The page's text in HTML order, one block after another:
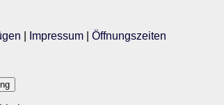
Impressum Öffnungszeiten